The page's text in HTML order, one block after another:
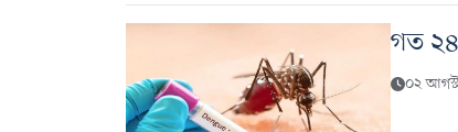
গত ২৪
০২